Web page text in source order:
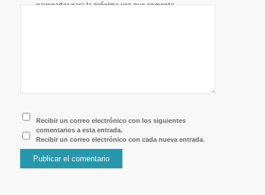
navegador para la próxima vez que comente.
Recibir un correo electrónico con los siguientes
comentarios a esta entrada.
Recibir un correo electrónico con cada nueva entrada.